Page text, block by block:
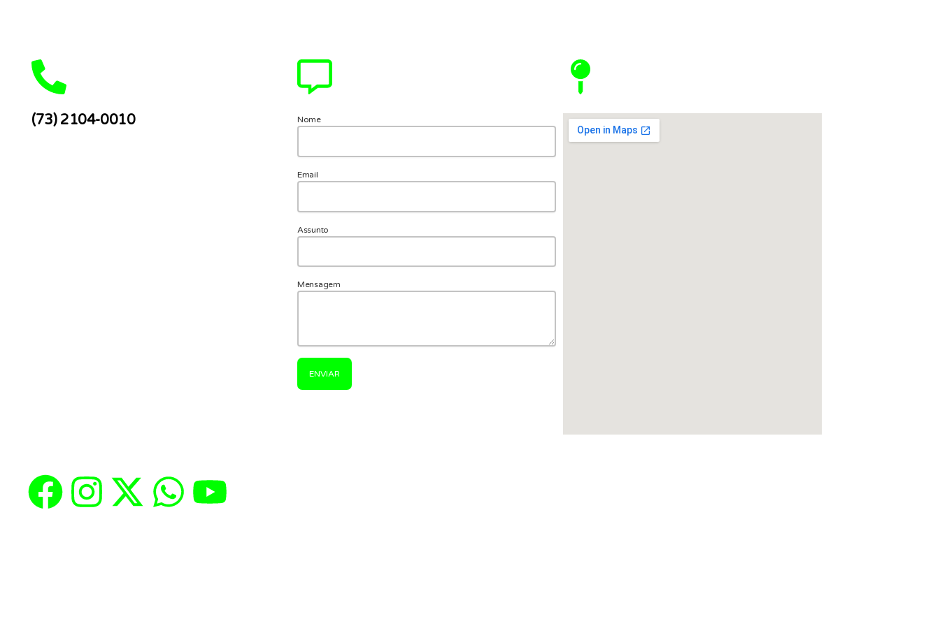
(73) 2104-0010 Nome
Email
Assunto
Mensagem